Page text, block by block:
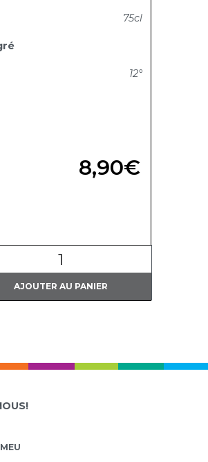
Photo(s) non contractuelle(s)
75cl
12°
8,90€
AJOUTER AU PANIER